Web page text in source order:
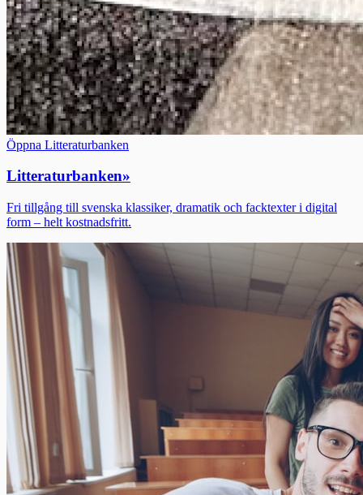
Öppna Litteraturbanken
Litteraturbanken»
Fri tillgång till svenska klassiker, dramatik och facktexter i digital
form – helt kostnadsfritt.